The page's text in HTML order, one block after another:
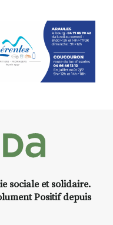
et
en off du festival
expo-
vous
sociale et solidaire.
Positif depuis